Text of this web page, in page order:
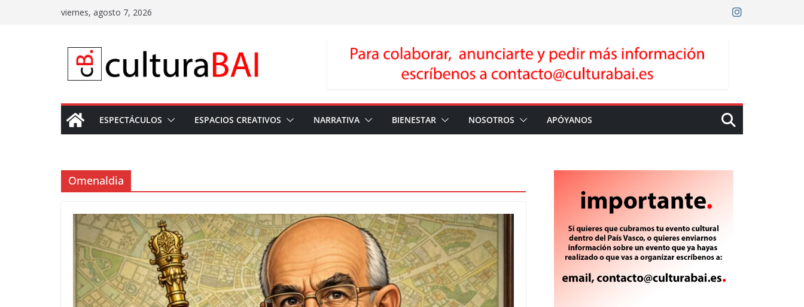
viernes, agosto 7, 2026
ESPECTÁCULOS ESPACIOS CREATIVOS NARRATIVA BIENESTAR NOSOTROS APÓYANOS
Omenaldia